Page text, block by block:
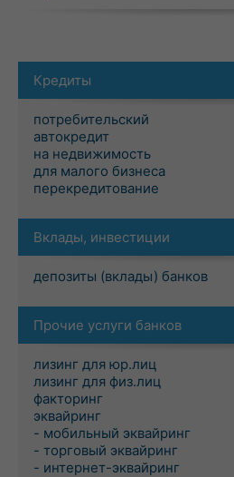
Кредиты
потребительский
автокредит
на недвижимость
для малого бизнеса
перекредитование
Вклады, инвестиции
депозиты (вклады) банков
Прочие услуги банков
лизинг для юр.лиц
лизинг для физ.лиц
факторинг
эквайринг
- мобильный эквайринг
- торговый эквайринг
- интернет-эквайринг